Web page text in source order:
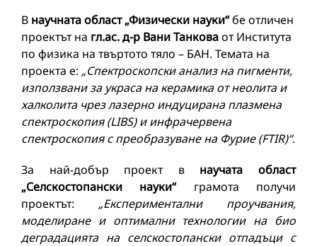
В научната област „Физически науки“бе отличен
проектът на гл.ас. д-р Вани Танковаот Института
по физика на твъртото тяло – БАН. Темата на
проекта е: „Спектроскопски анализ на пигменти,
използвани за украса на керамика от неолита и
халколита чрез лазерно индуцирана плазмена
спектроскопия (LIBS) и инфрачервена
спектроскопия с преобразуване на Фурие (FTIR)“.
За най-добър проект в научата област
„Селскостопански науки“грамота получи
проектът: „Експериментални проучвания,
моделиране и оптимални технологии на био
деградацията на селскостопански отпадъци с